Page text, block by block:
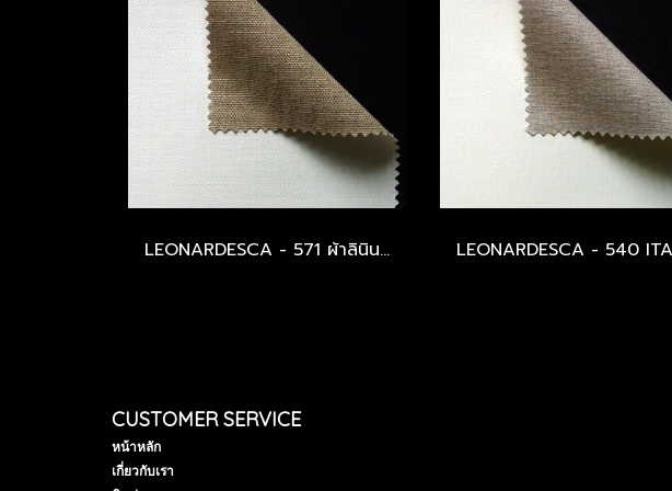
LEONARDESCA - 571 ผ้าลินินอิตาลี - หน้ากว้าง 3.10 CM. - เนื้อหยาบปานกลาง - หนา 475 GSM.
CUSTOMER SERVICE
หน้าหลัก
เกี่ยวกับเรา